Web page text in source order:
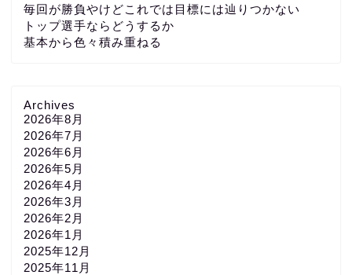
毎回が勝負やけどこれでは目標には辿りつかない
トップ選手ならどうするか
基本から色々積み重ねる
Archives
2026年8月
2026年7月
2026年6月
2026年5月
2026年4月
2026年3月
2026年2月
2026年1月
2025年12月
2025年11月